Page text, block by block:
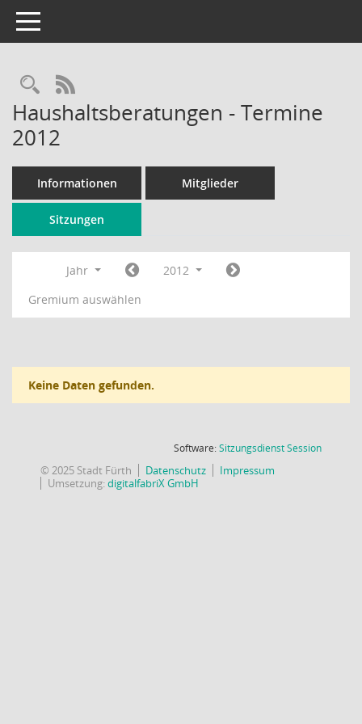
Toggle navigation
Rechercheauswahl
RSS-Feed
Haushaltsberatungen - Termine
2012
Informationen Mitglieder
Sitzungen
Jahr
2012
Gremium auswählen
Keine Daten gefunden.
Software:SitzungsdienstSession(Wird in
© 2025 Stadt Fürth Datenschutz
Impressum
Umsetzung:digitalfabriX GmbH